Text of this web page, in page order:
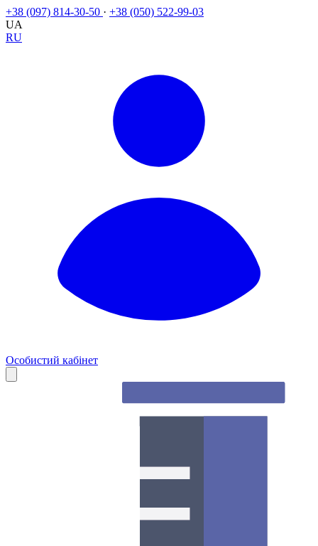
+38 (097) 814-30-50 · +38 (050) 522-99-03
UA
RU
Особистий кабінет